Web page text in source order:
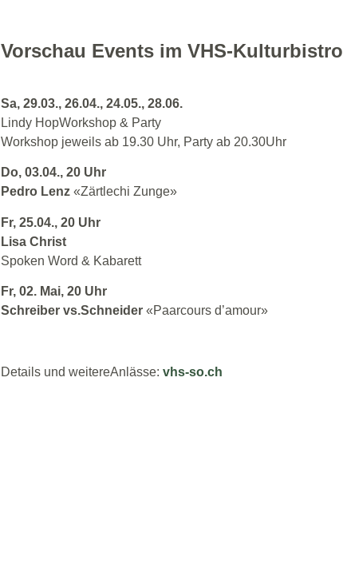
Vorschau Events im VHS-Kulturbistro
Sa, 29.03., 26.04., 24.05., 28.06.
Lindy HopWorkshop & Party
Workshop jeweils ab 19.30 Uhr, Party ab 20.30Uhr
Do, 03.04., 20 Uhr
Pedro Lenz «Zärtlechi Zunge»
Fr, 25.04., 20 Uhr
Lisa Christ
Spoken Word & Kabarett
Fr, 02. Mai, 20 Uhr
Schreiber vs.Schneider «Paarcours d’amour»
Details und weitereAnlässe: vhs-so.ch